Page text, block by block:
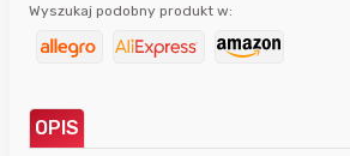
Wyszukaj podobny produkt w:
OPIS